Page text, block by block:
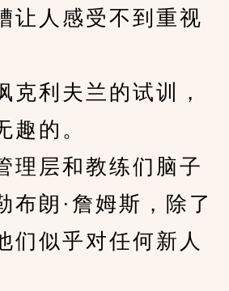
让人感受不到重视
利夫兰的试训，
趣的。
层和教练们脑子
布朗·詹姆斯，除了
们似乎对任何新人